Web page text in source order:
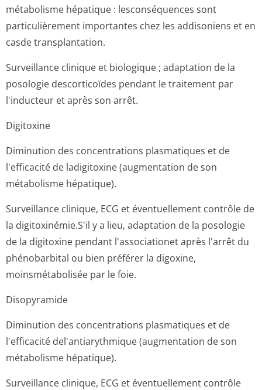
métabolisme hépatique : lesconséquences sont
particulièrement importantes chez les addisoniens et en
casde transplantation.
Surveillance clinique et biologique ; adaptation de la
posologie descorticoïdes pendant le traitement par
l'inducteur et après son arrêt.
Digitoxine
Diminution des concentrations plasmatiques et de
l'efficacité de ladigitoxine (augmentation de son
métabolisme hépatique).
Surveillance clinique, ECG et éventuellement contrôle de
la digitoxinémie.S'il y a lieu, adaptation de la posologie
de la digitoxine pendant l'associationet après l'arrêt du
phénobarbital ou bien préférer la digoxine,
moinsmétabolisée par le foie.
Disopyramide
Diminution des concentrations plasmatiques et de
l'efficacité del'antiarythmique (augmentation de son
métabolisme hépatique).
Surveillance clinique, ECG et éventuellement contrôle